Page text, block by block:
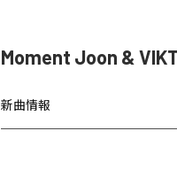
Moment Joon &
新曲情報